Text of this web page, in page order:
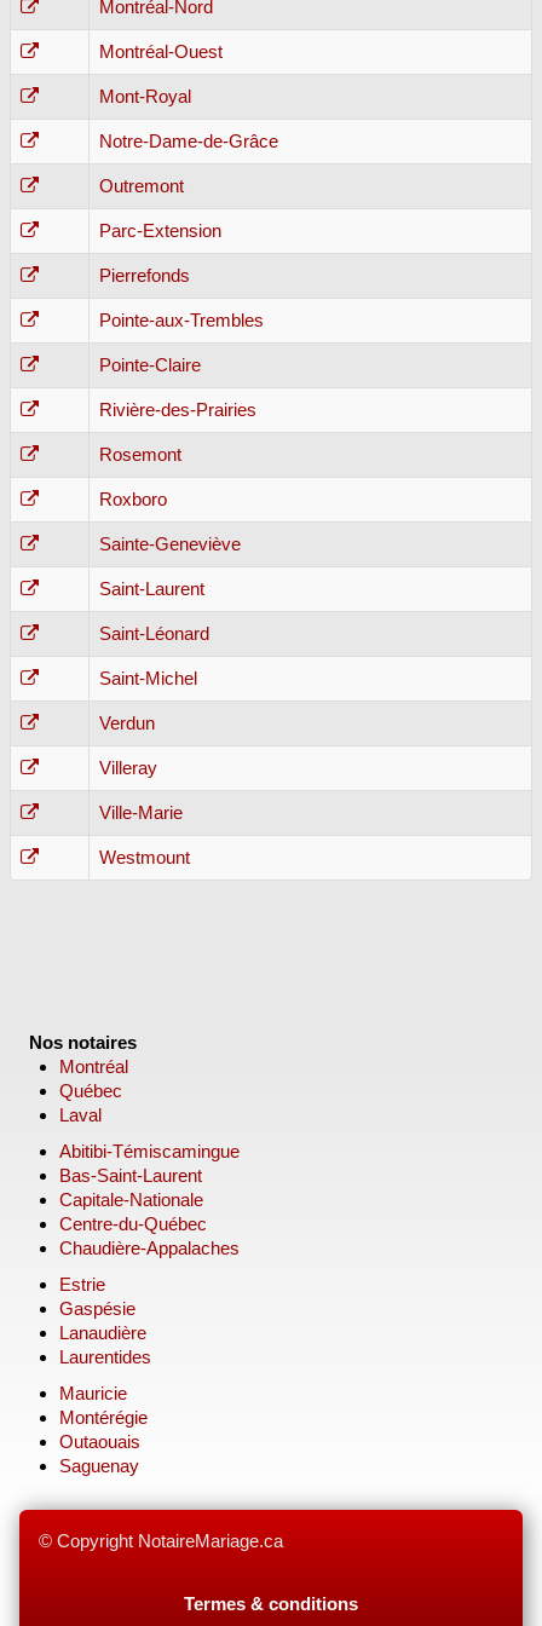
Montréal-Nord
Montréal-Ouest
Mont-Royal
Notre-Dame-de-Grâce
Outremont
Parc-Extension
Pierrefonds
Pointe-aux-Trembles
Pointe-Claire
Rivière-des-Prairies
Rosemont
Roxboro
Sainte-Geneviève
Saint-Laurent
Saint-Léonard
Saint-Michel
Verdun
Villeray
Ville-Marie
Westmount
Nos notaires
Montréal
Québec
Laval
Abitibi-Témiscamingue
Bas-Saint-Laurent
Capitale-Nationale
Centre-du-Québec
Chaudière-Appalaches
Estrie
Gaspésie
Lanaudière
Laurentides
Mauricie
Montérégie
Outaouais
Saguenay
© Copyright NotaireMariage.ca
Termes & conditions